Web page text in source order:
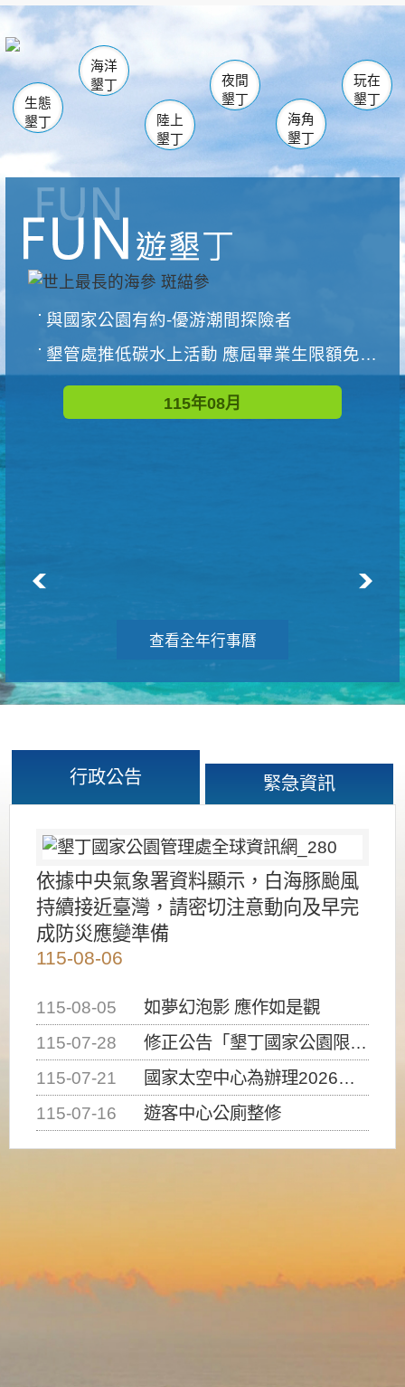
南仁湖
海生館
恆春 佳樂水
龍鑾潭自然中心 森林遊樂區
瓊麻館
關山 墾管處遊客中心
社頂公園 風吹沙
船帆石
白砂 龍磐公園
香蕉灣
砂島
鵝鑾鼻
生態
墾丁
海洋
墾丁
陸上
墾丁
夜間
墾丁
海角
墾丁
玩在
墾丁
與國家公園有約-優游潮間探險者
墾管處推低碳水上活動 應屆畢業生限額免費參加
115年08月
查看全年行事曆
行政公告 緊急資訊
依據中央氣象署資料顯示，白海豚颱風
持續接近臺灣，請密切注意動向及早完
成防災應變準備
115-08-06
115-08-05
如夢幻泡影 應作如是觀
115-07-28
修正公告「墾丁國家公園限制水域遊憩活動之種類、範圍、時間及行為」，自即日生效。
115-07-21
國家太空中心為辦理2026台灣盃火箭競賽，陸、海、空域警戒及協調相關事宜，因颱風備案事宜
115-07-16
遊客中心公廁整修